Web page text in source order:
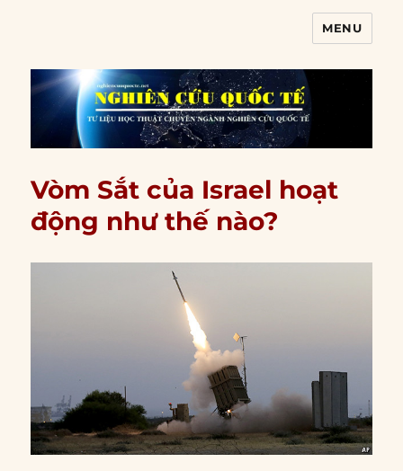
MENU
Vòm Sắt của Israel hoạt
động như thế nào?